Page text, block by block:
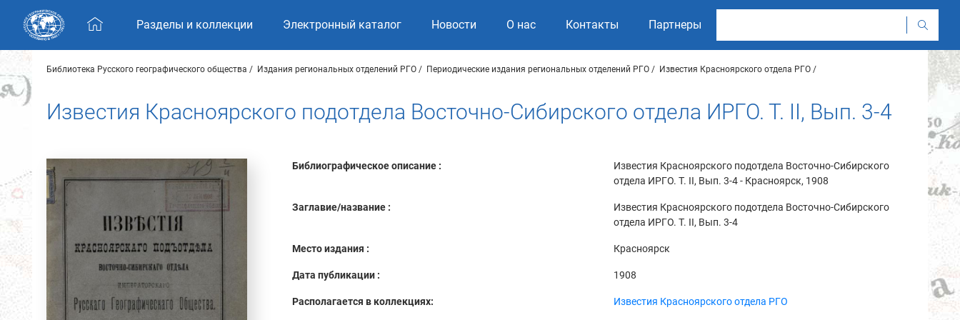
Skip navigation
Разделы и коллекции Электронный каталог Новости О нас Контакты Партнеры
Библиотека Русского географического общества Издания региональных отделений РГО Периодические издания региональных отделений РГО Известия Красноярского отдела РГО
Известия Красноярского подотдела Восточно-Сибирского отдела ИРГО. Т. II, Вып. 3-4
Библиографическое описание :
Известия Красноярского подотдела Восточно-Сибирского
отдела ИРГО. Т. II, Вып. 3-4 - Красноярск, 1908
Заглавие/название :
Известия Красноярского подотдела Восточно-Сибирского
отдела ИРГО. Т. II, Вып. 3-4
Место издания : Красноярск
Дата публикации : 1908
Располагается в коллекциях: Известия Красноярского отдела РГО